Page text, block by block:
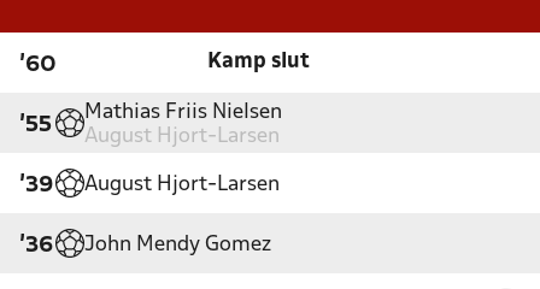
'60 Kamp slut
'55
Mathias Friis Nielsen
August Hjort-Larsen
'39 August Hjort-Larsen
'36 John Mendy Gomez